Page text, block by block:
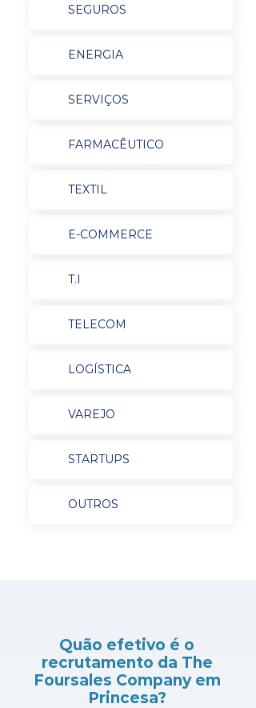
SEGUROS
ENERGIA
SERVIÇOS
FARMACÊUTICO
TEXTIL
E-COMMERCE
T.I
TELECOM
LOGÍSTICA
VAREJO
STARTUPS
OUTROS
Quão efetivo é o
recrutamento da The
Foursales Company em
Princesa?